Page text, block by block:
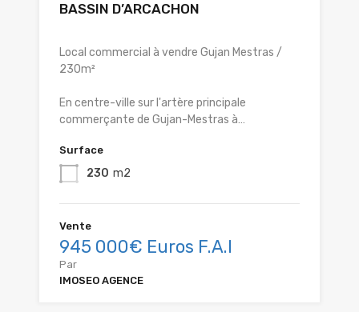
BASSIN D’ARCACHON
Local commercial à vendre Gujan Mestras /
230m²
En centre-ville sur l'artère principale
commerçante de Gujan-Mestras à…
Surface
230 m2
Vente
945 000€ Euros F.A.I
Par
IMOSEO AGENCE